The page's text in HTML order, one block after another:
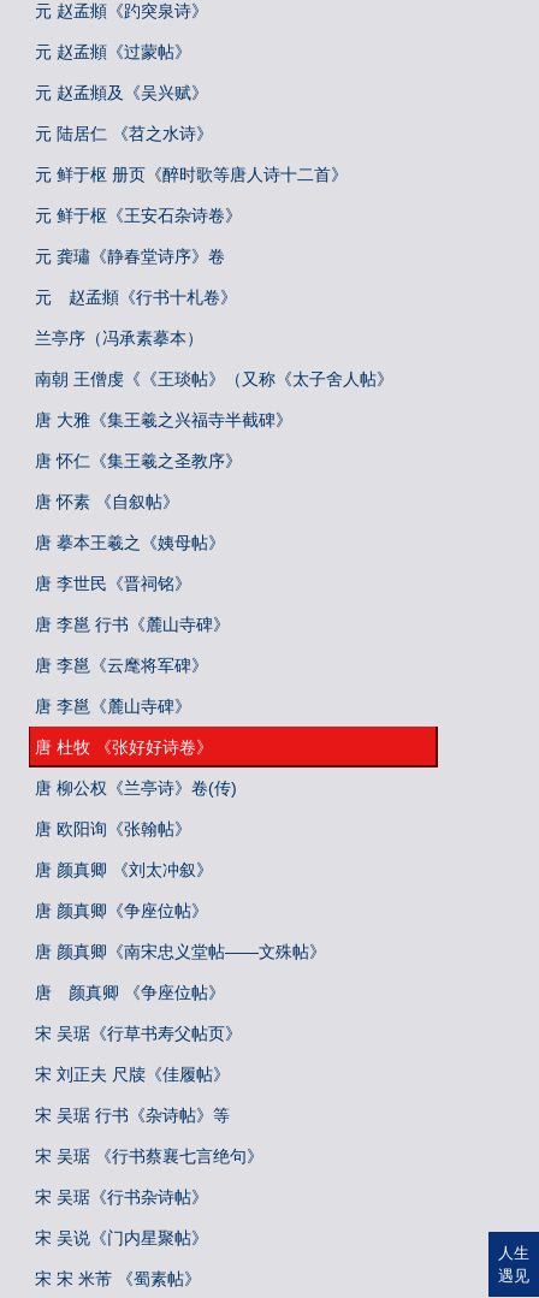
元 赵孟頫《趵突泉诗》
元 赵孟頫《过蒙帖》
元 赵孟頫及《吴兴赋》
元 陆居仁 《苕之水诗》
元 鲜于枢 册页《醉时歌等唐人诗十二首》
元 鲜于枢《王安石杂诗卷》
元 龚璛《静春堂诗序》卷
元 赵孟頫《行书十札卷》
兰亭序（冯承素摹本）
南朝 王僧虔《《王琰帖》（又称《太子舍人帖》
唐 大雅《集王羲之兴福寺半截碑》
唐 怀仁《集王羲之圣教序》
唐 怀素 《自叙帖》
唐 摹本王羲之《姨母帖》
唐 李世民《晋祠铭》
唐 李邕 行书《麓山寺碑》
唐 李邕《云麾将军碑》
唐 李邕《麓山寺碑》
唐 杜牧 《张好好诗卷》
唐 柳公权《兰亭诗》卷(传)
唐 欧阳询《张翰帖》
唐 颜真卿 《刘太冲叙》
唐 颜真卿《争座位帖》
唐 颜真卿《南宋忠义堂帖——文殊帖》
唐 颜真卿 《争座位帖》
宋 吴琚《行草书寿父帖页》
宋 刘正夫 尺牍《佳履帖》
宋 吴琚 行书《杂诗帖》等
宋 吴琚 《行书蔡襄七言绝句》
宋 吴琚《行书杂诗帖》
宋 吴说《门内星聚帖》
宋 宋 米芾 《蜀素帖》
人生
遇见